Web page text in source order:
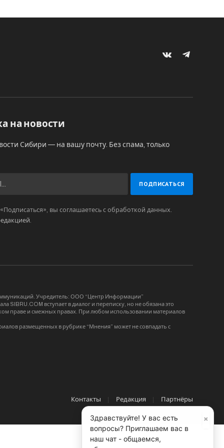
VKontakteTelegram
на новости
Сибири — на вашу почту. Без спама, только
вы соглашаетесь с обработкой данных.
.
Учредитель: ООО “Центр Информации”
SIBRU.COM вступает в диалог и переписку, но не обязана это
праве и смежных правах. При любом использовании материалов
размещенных в рубрике “Мнения” может не совпадать с
Контакты Редакция Партнёры
×
Здравствуйте! У вас есть
вопросы? Приглашаем вас в
наш чат - общаемся,